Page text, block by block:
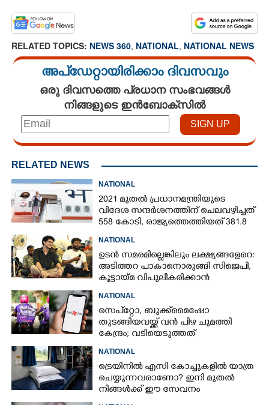
RELATED TOPICS: NEWS 360, NATIONAL, NATIONAL NEWS
അപ്ഡേറ്റായിരിക്കാം ദിവസവും
ഒരു ദിവസത്തെ പ്രധാന സംഭവങ്ങൾ
നിങ്ങളുടെ ഇൻബോക്സിൽ
RELATED NEWS
NATIONAL
2021 മുതൽ പ്രധാനമന്ത്രിയുടെ
വിദേശ സന്ദർശനത്തിന് ചെലവഴിച്ചത്
558 കോടി, രാജ്യത്തെത്തിയത് 381.8
NATIONAL
ഉടൻ സമരമില്ലെങ്കിലും ലക്ഷ്യങ്ങളേറെ:
അടിത്തറ പാകാനൊരുങ്ങി സിജെപി,​
കൂട്ടായ്മ വിപുലീകരിക്കാൻ
NATIONAL
സെപ്‌‌റ്റോ, ബുക്ക്‌മൈഷോ
തുടങ്ങിയവയ്ക്ക് വൻ പിഴ ചുമത്തി
കേന്ദ്രം; വടിയെടുത്തത്
പ്രശ്‌നത്തിന്
NATIONAL
ട്രെയിനിൽ എസി കോച്ചുകളിൽ യാത്ര
ചെയ്യുന്നവരാണോ? ഇനി മുതൽ
നിങ്ങൾക്ക് ഈ സേവനം